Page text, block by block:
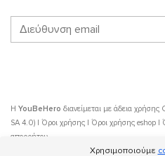
Χρησιμοποιούμε
Η YouBeHero διανείμεται με άδεια χρήσης
SA 4.0) | Όροι χρήσης | Όροι χρήσης eshop |
απορρήτου